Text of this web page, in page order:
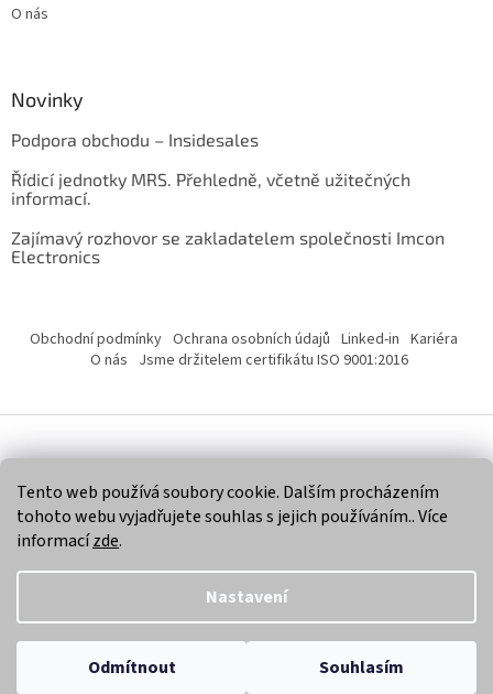
Tento web používá soubory cookie. Dalším procházením
tohoto webu vyjadřujete souhlas s jejich používáním.. Více
informacízde.
Nastavení
Odmítnout Souhlasím
O nás
Novinky
Podpora obchodu – Insidesales
Řídicí jednotky MRS. Přehledně, včetně užitečných
informací.
Zajímavý rozhovor se zakladatelem společnosti Imcon
Electronics
Obchodní podmínky Ochrana osobních údajů Linked-in Kariéra
O nás Jsme držitelem certifikátu ISO 9001:2016
Copyright 2026